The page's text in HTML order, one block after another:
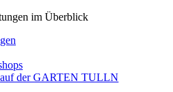
im Überblick
auf der GARTEN TULLN